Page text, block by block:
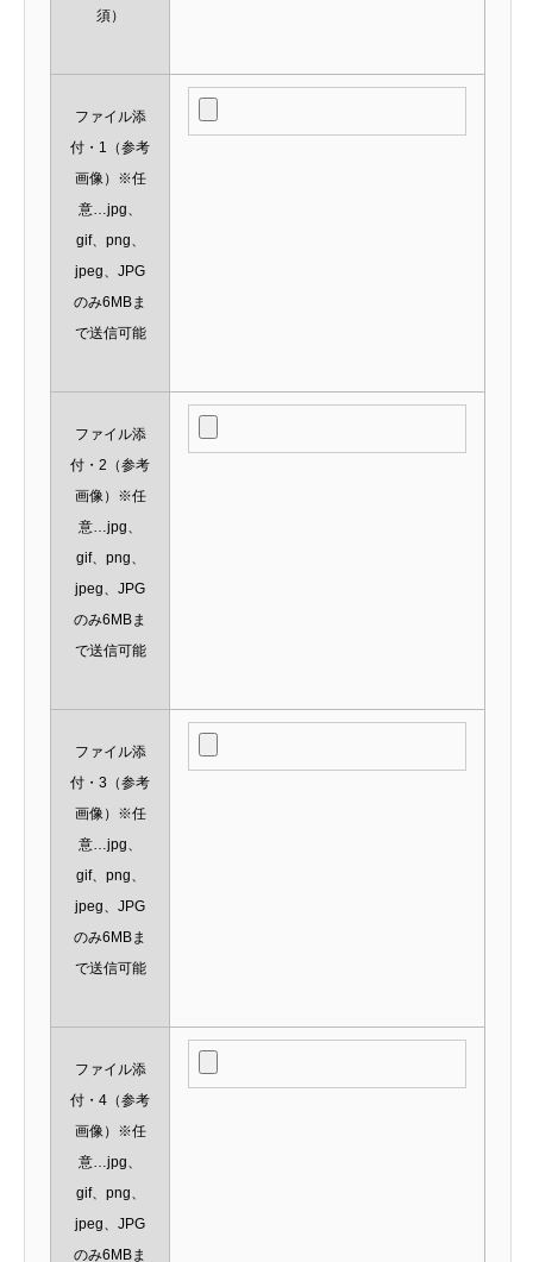
須）
ファイル添
付・1（参考
画像）※任
意…jpg、
gif、png、
jpeg、JPG
のみ6MBま
で送信可能
ファイル添
付・2（参考
画像）※任
意…jpg、
gif、png、
jpeg、JPG
のみ6MBま
で送信可能
ファイル添
付・3（参考
画像）※任
意…jpg、
gif、png、
jpeg、JPG
のみ6MBま
で送信可能
ファイル添
付・4（参考
画像）※任
意…jpg、
gif、png、
jpeg、JPG
のみ6MBま